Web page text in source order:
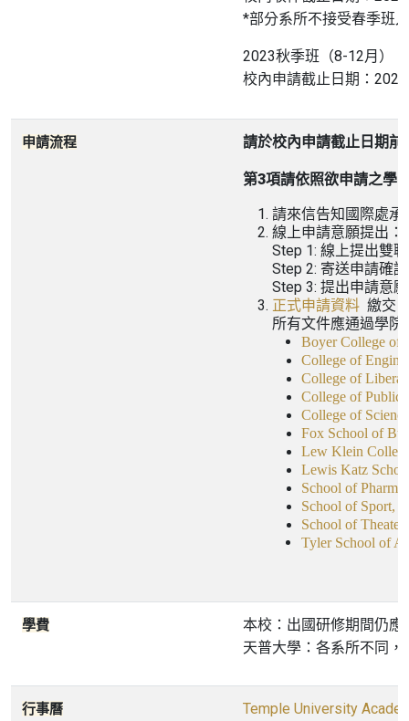
*部分系所不接受春季班
2023秋季班（8-12月）
校內申請截止日期：
申請流程 請於校內申請截止日期
第3項請依照欲申請之學
請來信告知國際處承
線上申請意願提出：
Step 1: 線上提出雙
Step 2: 寄送申請確
Step 3: 提出申請意
正式申請資料 繳交
所有文件應通過學
Boyer College of
College of
College of Liberal
College of Public
College of
Fox School of
Lew Klein
Lewis Katz
School of
School of Sport,
School of
Tyler School of
學費
本校：出國研修期間仍
天普大學：各系所不同
行事曆
Temple University